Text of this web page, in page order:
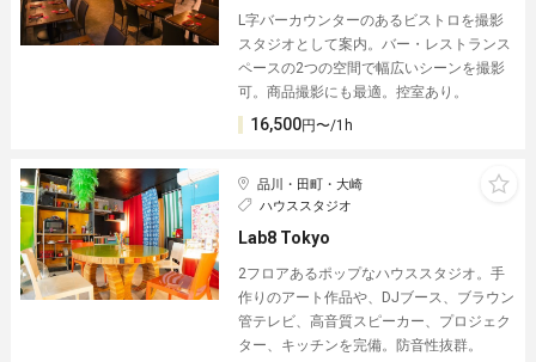
L字バーカウンターのあるビストロを撮影
スタジオとして案内。バー・レストランス
ペースの2つの空間で幅広いシーンを撮影
可。商品撮影にも最適。控室あり。
16,500円〜/1h
品川・田町・大崎
ハウススタジオ
Lab8 Tokyo
2フロアあるポップなハウススタジオ。手
作りのアート作品や、DJブース、ブラウン
管テレビ、高音質スピーカー、プロジェク
ター、キッチンを完備。防音性抜群。